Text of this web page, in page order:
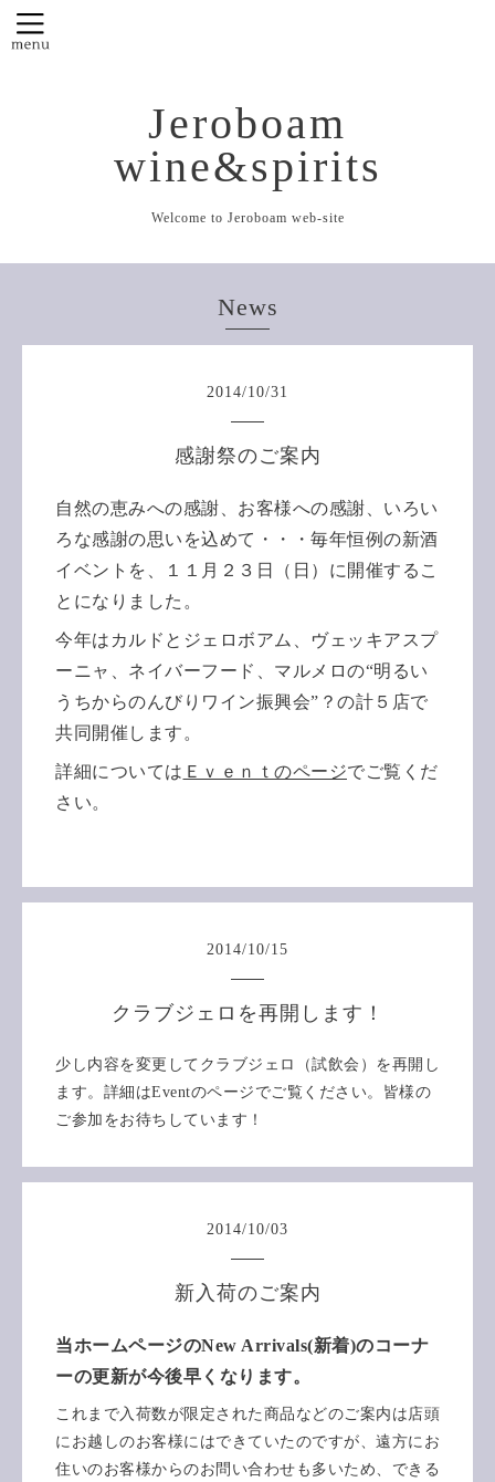
Jeroboam
wine&spirits
Welcome to Jeroboam web-site
News
2014/10/31
感謝祭のご案内
自然の恵みへの感謝、お客様への感謝、いろい
ろな感謝の思い を込めて・・・毎年恒例の新酒
イベントを、１１月２３日（日）に開催するこ
とになりました。
今年はカルドとジェロボアム、ヴェッキアスプ
ーニャ、ネイバーフード、マルメロの“明るい
うちからのんびりワイン振興会”？の計５店で
共同開催します 。
詳細については Ｅｖｅｎｔのページでご覧くだ
さい。
2014/10/15
クラブジェロを再開します！
少し内容を変更してクラブジェロ（試飲会）を再開し
ます。詳細はEventのページでご覧ください。皆様の
ご参加をお待ちしています！
2014/10/03
新入荷のご案内
当ホームページのNew Arrivals(新着)のコーナ
ーの更新が今後早くなります。
これまで入荷数が限定された商品などのご案内は店頭
にお越しのお客様にはできていたのですが、遠方にお
住いのお客様からのお問い合わせも多いため、できる